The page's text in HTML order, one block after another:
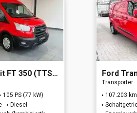
2.0 TDCi DPF 350 L3 Trend FWD
105 PS (77 kW)
Diesel
Ford Transit
Transporter
107.203 km